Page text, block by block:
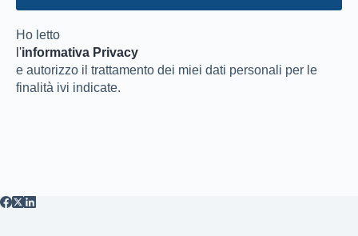
Ho letto
l'informativa Privacy
e autorizzo il trattamento dei miei dati personali per le
finalità ivi indicate.